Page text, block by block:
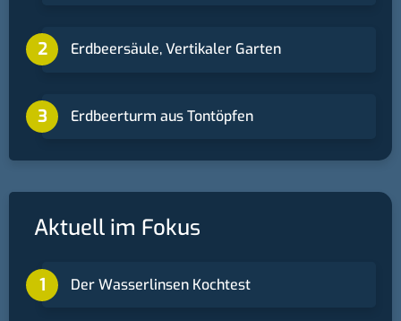
Erdbeersäule, Vertikaler Garten
Erdbeerturm aus Tontöpfen
Aktuell im Fokus
Der Wasserlinsen Kochtest